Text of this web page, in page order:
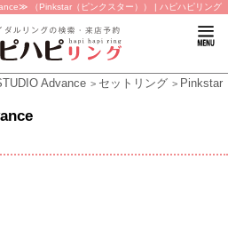
（Pinkstar（ピンクスター）） | ハピハピリング
Advance セットリング Pinkstar